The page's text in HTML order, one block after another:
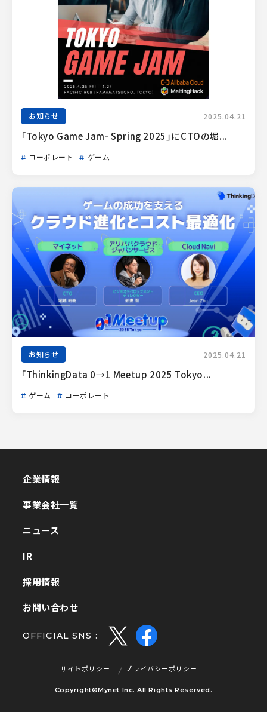
お知らせ 2025.04.21
「Tokyo Game Jam- Spring 2025」にCTOの堀...
コーポレート ゲーム
お知らせ 2025.04.21
「ThinkingData 0→1 Meetup 2025 Tokyo...
ゲーム コーポレート
企業情報
事業会社一覧
ニュース
IR
採用情報
お問い合わせ
OFFICIAL SNS :
サイトポリシー
プライバシーポリシー
Copyright©Mynet Inc. All Rights Reserved.